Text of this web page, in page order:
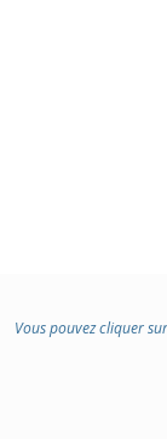
Vous pouvez cliquer